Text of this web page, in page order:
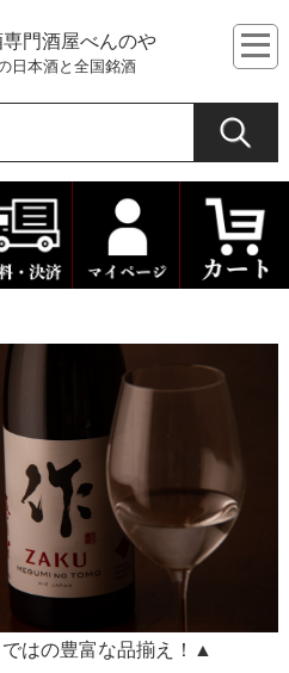
門酒屋べんのや
日本酒と全国銘酒
はの豊富な品揃え！▲